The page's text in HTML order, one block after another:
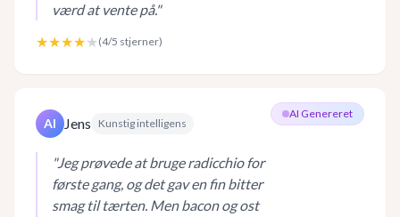
værd at vente på."
★★★★★ (4/5 stjerner)
AI Genereret
AI Jens Kunstig intelligens
"Jeg prøvede at bruge radicchio for
første gang, og det gav en fin bitter
smag til tærten. Men bacon og ost